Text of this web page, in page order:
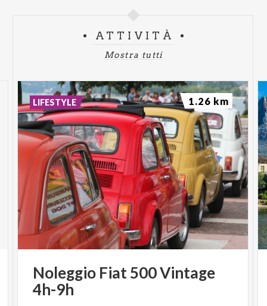
ATTIVITÀ
Mostra tutti
Noleggio Fiat500Vintage
4h-9h
LIFESTYLE 1.26 km